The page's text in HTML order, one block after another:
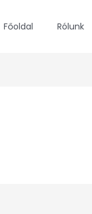
Főoldal Rólunk